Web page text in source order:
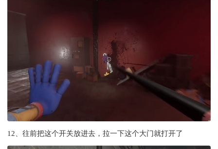
12、往前把这个开关放进去，拉一下这个大门就打开了